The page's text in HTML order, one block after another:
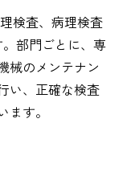
検査、病理検査
部門ごとに、専
械のメンテナン
い、正確な検査
す。